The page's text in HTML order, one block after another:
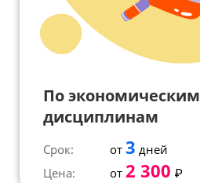
По экономическим
дисциплинам
Срок: от 3 дней
Цена:
от 2 300 ₽